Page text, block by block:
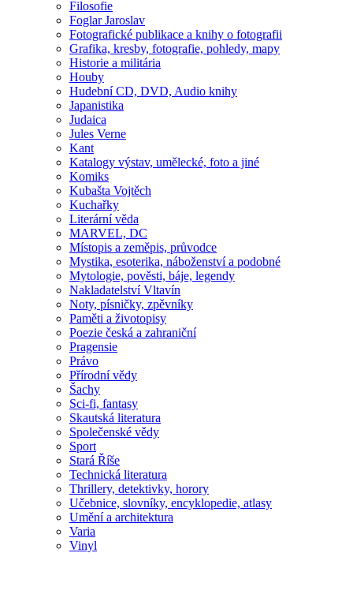
Filosofie
Foglar Jaroslav
Fotografické publikace a knihy o fotografii
Grafika, kresby, fotografie, pohledy, mapy
Historie a militária
Houby
Hudební CD, DVD, Audio knihy
Japanistika
Judaica
Jules Verne
Kant
Katalogy výstav, umělecké, foto a jiné
Komiks
Kubašta Vojtěch
Kuchařky
Literární věda
MARVEL, DC
Místopis a zeměpis, průvodce
Mystika, esoterika, náboženství a podobné
Mytologie, pověsti, báje, legendy
Nakladatelství Vltavín
Noty, písničky, zpěvníky
Paměti a životopisy
Poezie česká a zahraniční
Pragensie
Právo
Přírodní vědy
Šachy
Sci-fi, fantasy
Skautská literatura
Společenské vědy
Sport
Stará Říše
Technická literatura
Thrillery, detektivky, horory
Učebnice, slovníky, encyklopedie, atlasy
Umění a architektura
Varia
Vinyl